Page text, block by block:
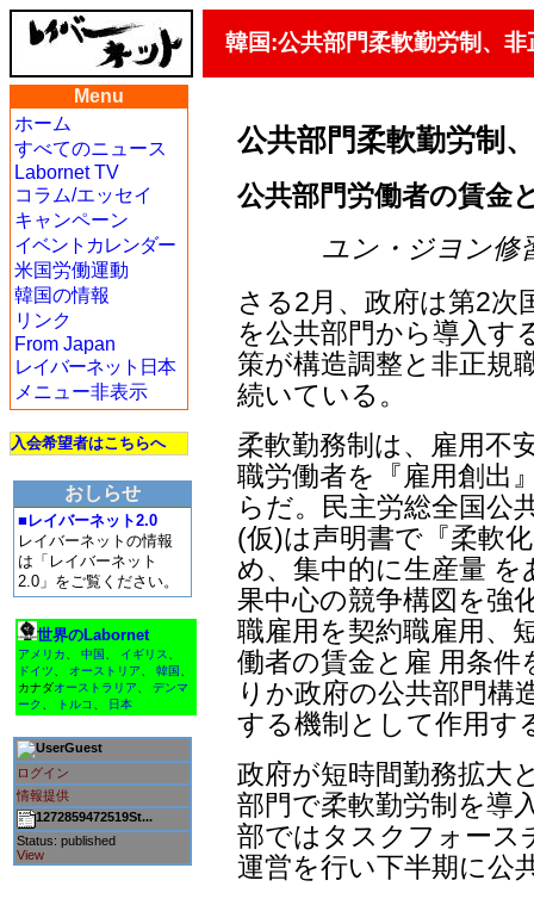
韓国:公共部門柔軟勤労制、
Menu
ホーム
すべてのニュース
Labornet TV
コラム/エッセイ
キャンペーン
イベントカレンダー
米国労働運動
韓国の情報
リンク
From Japan
レイバーネット日本
メニュー非表示
入会希望者はこちらへ
おしらせ
■レイバーネット2.0
レイバーネットの情報
は「レイバーネット
2.0」をご覧ください。
世界のLabornet
アメリカ 中国 イギリス
ドイツ
オーストリア 韓国
カナダオーストラリア
デンマ
ーク
トルコ 日本
Guest
ログイン
情報提供
1272859472519St...
Status: published
View
公共部門柔軟勤労制
公共部門労働者の賃金
ユン・ジヨン修
さる2月、政府は第2次
を公共部門から導入す
策が構造調整と非正規
続いている。
柔軟勤務制は、雇用不
職労働者を『雇用創出
らだ。民主労総全国公
(仮)は声明書で『柔軟
め、集中的に生産量
果中心の競争構図を強
職雇用を契約職雇用、
働者の賃金と雇 用条
りか政府の公共部門構
する機制として作用す
政府が短時間勤務拡大
部門で柔軟勤労制を導
部ではタスクフォース
運営を行い下半期に公